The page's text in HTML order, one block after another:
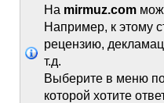
На mirmuz.com
Например, к этому
рецензию,
т.д.
Выберите в меню
которой хотите